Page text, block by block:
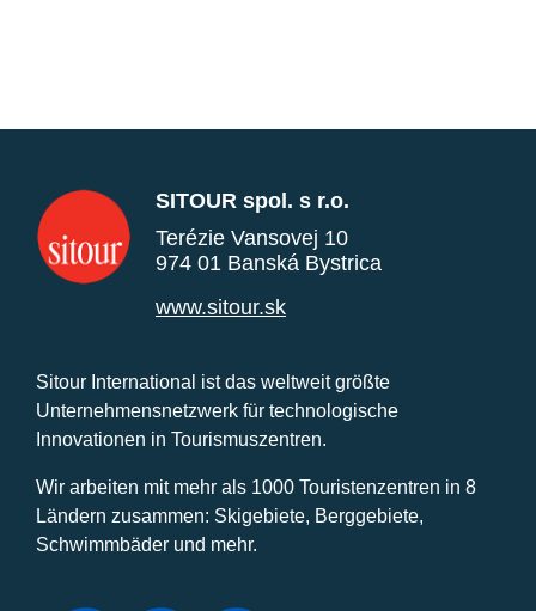
SITOUR spol. s r.o.
Terézie Vansovej 10
974 01 Banská Bystrica
www.sitour.sk
Sitour International ist das weltweit größte
Unternehmensnetzwerk für technologische
Innovationen in Tourismuszentren.
Wir arbeiten mit mehr als 1000 Touristenzentren in 8
Ländern zusammen: Skigebiete, Berggebiete,
Schwimmbäder und mehr.